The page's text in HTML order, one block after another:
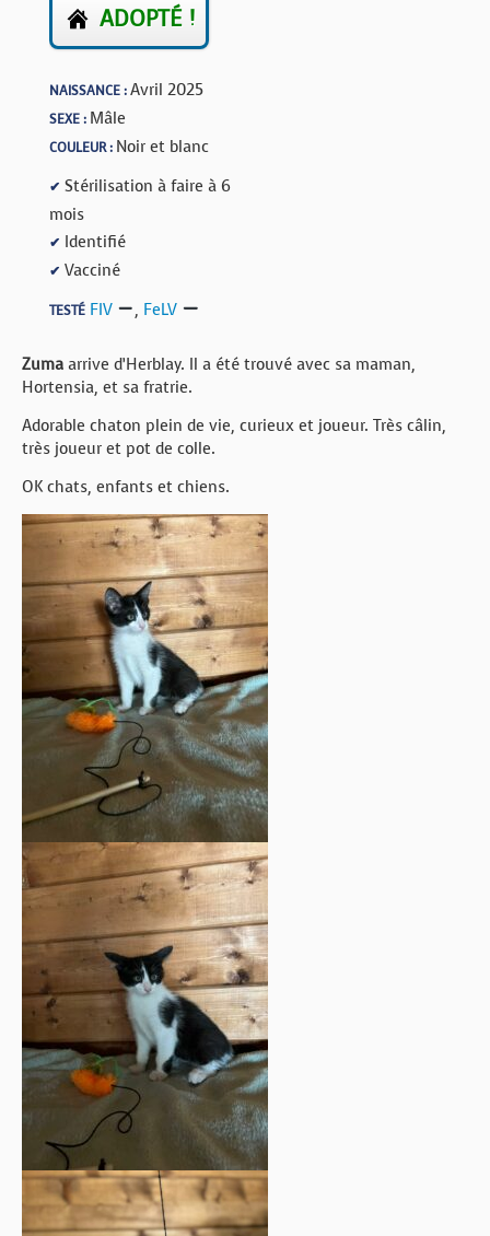
ADOPTÉ !
NAISSANCE :Avril 2025
SEXE : Mâle
COULEUR : Noir et blanc
✔ Stérilisation à faire à 6
mois
✔ Identifié
✔ Vacciné
TESTÉ FIV , FeLV
Zuma arrive d’Herblay. Il a été trouvé avec sa maman,
Hortensia, et sa fratrie.
Adorable chaton plein de vie, curieux et joueur. Très câlin,
très joueur et pot de colle.
OK chats, enfants et chiens.